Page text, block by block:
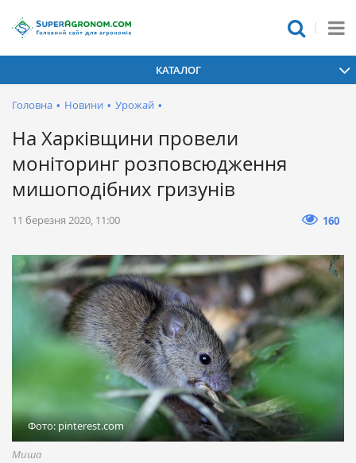
КАТАЛОГ
Головна • Новини • Урожай •
На Харківщини провели
моніторинг розповсюдження
мишоподібних гризунів
11 березня 2020, 11:00 160
Фото: pinterest.com
Миша